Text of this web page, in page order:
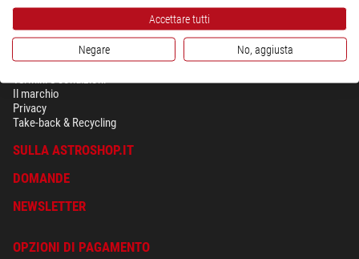
SICUREZZA & PRIVACY
Termini e condizioni
Il marchio
Privacy
Take-back & Recycling
SULLA ASTROSHOP.IT
DOMANDE
NEWSLETTER
OPZIONI DI PAGAMENTO
Accettare tutti
Negare No, aggiusta